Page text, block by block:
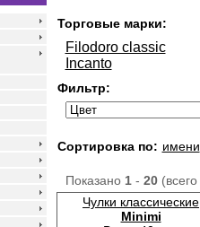
Торговые марки:
Filodoro classic
Incanto
Фильтр:
Сортировка по: имени
Показано 1- 20(всего
Чулки классические
Minimi